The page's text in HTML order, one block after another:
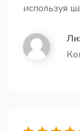
используя